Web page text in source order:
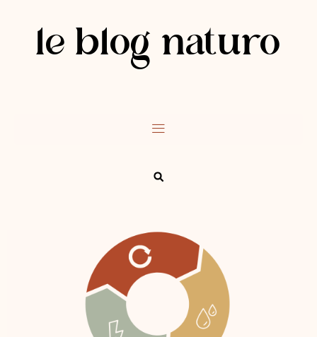
le blog naturo